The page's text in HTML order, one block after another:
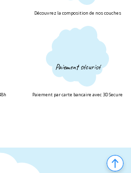
Découvrez la composition de nos couches
Paiement sécurisé
Paiement par carte bancaire avec 3D Secure